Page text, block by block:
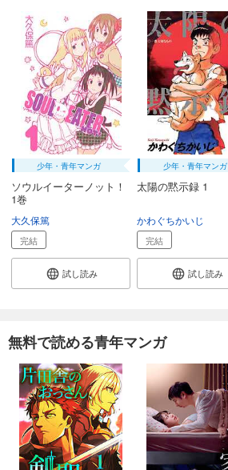
少年・青年マンガ
ソウルイーターノット！
1巻
大久保篤
完結
試し読み
少年・青年マンガ
太陽の黙示録 1
かわぐちかいじ
完結
試し読み
無料で読める青年マンガ